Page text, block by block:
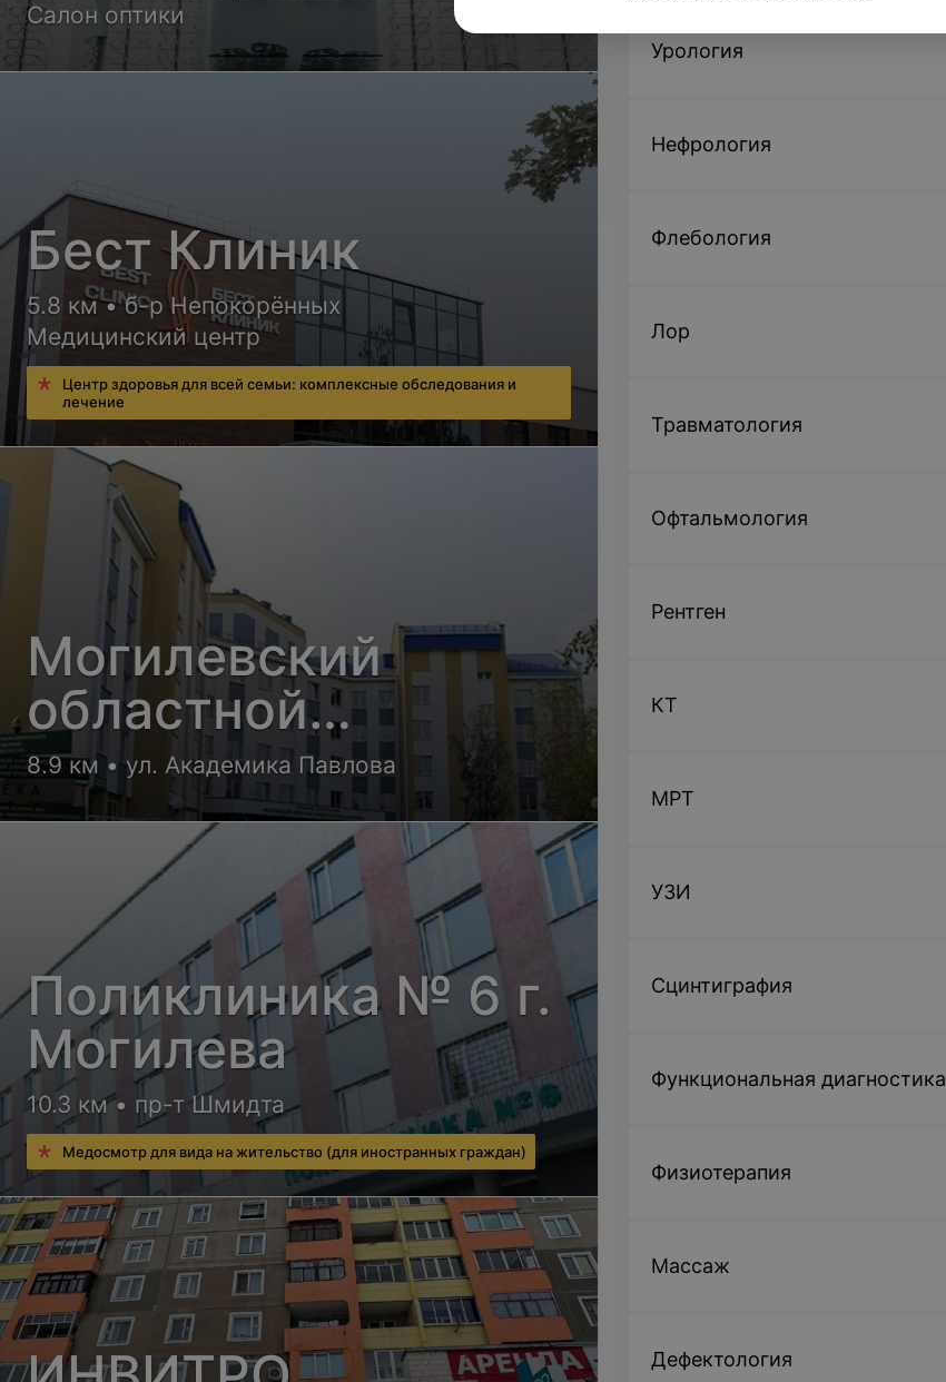
Урология
Нефрология
Флебология
Лор
Травматология
Офтальмология
Рентген
КТ
МРТ
УЗИ
Сцинтиграфия
Функциональная диагностика
Физиотерапия
Массаж
Дефектология
Салон оптики
Бест Клиник
5.8 км • б-р Непокорённых
Медицинский центр
Центр здоровья для всей семьи: комплексные обследования и
лечение
Могилевский
областной
онкологический
диспансер
8.9 км • ул. Академика Павлова
Поликлиника № 6 г.
Могилева
10.3 км • пр-т Шмидта
Медосмотр для вида на жительство (для иностранных граждан)